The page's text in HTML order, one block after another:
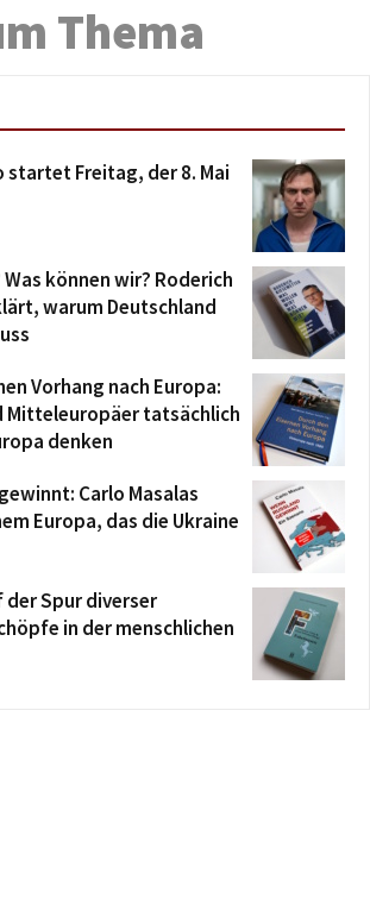
Thema
startet Freitag, der 8. Mai
können wir? Roderich
warum Deutschland
Vorhang nach Europa:
Mitteleuropäer tatsächlich
denken
Carlo Masalas
Europa, das die Ukraine
der Spur diverser
in der menschlichen